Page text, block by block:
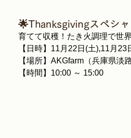
🌟Thanksgivingスペシ
育てて収穫！たき火調理で世
【日時】11月22日(土),11月
【場所】AKGfarm（兵庫県淡
【時間】10:00 ～ 15:00